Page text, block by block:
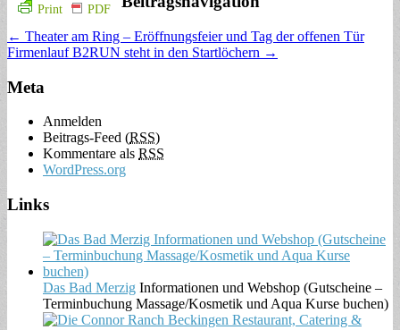
Print PDF
← Theater am Ring – Eröffnungsfeier und Tag der offenen Tür
Firmenlauf B2RUN steht in den Startlöchern →
Meta
Anmelden
Beitrags-Feed (RSS)
Kommentare als RSS
WordPress.org
Links
Das Bad Merzig Informationen und Webshop (Gutscheine –
Terminbuchung Massage/Kosmetik und Aqua Kurse buchen)